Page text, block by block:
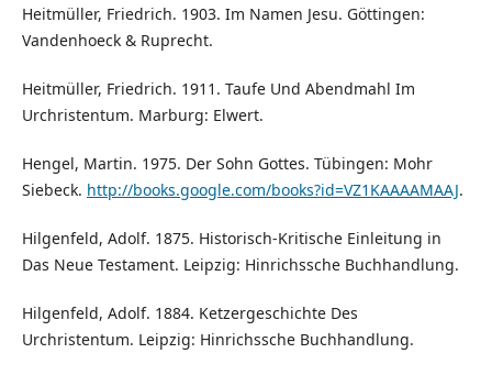
Heitmüller, Friedrich. 1903. Im Namen Jesu. Göttingen:
Vandenhoeck & Ruprecht.
Heitmüller, Friedrich. 1911. Taufe Und Abendmahl Im
Urchristentum. Marburg: Elwert.
Hengel, Martin. 1975. Der Sohn Gottes. Tübingen: Mohr
Siebeck. http://books.google.com/books?id=VZ1KAAAAMAAJ.
Hilgenfeld, Adolf. 1875. Historisch-Kritische Einleitung in
Das Neue Testament. Leipzig: Hinrichssche Buchhandlung.
Hilgenfeld, Adolf. 1884. Ketzergeschichte Des
Urchristentum. Leipzig: Hinrichssche Buchhandlung.